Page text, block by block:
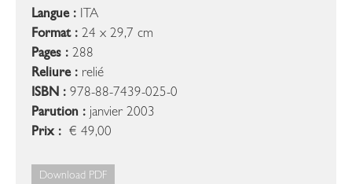
Langue : ITA
Format : 24 x 29,7 cm
Pages : 288
Reliure : relié
ISBN : 978-88-7439-025-0
Parution : janvier 2003
Prix : € 49,00
Download PDF